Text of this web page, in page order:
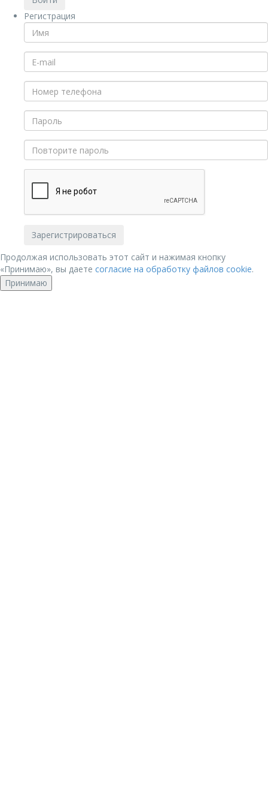
Регистрация
Продолжая использовать этот сайт и нажимая кнопку
«Принимаю», вы даете согласие на обработку файлов cookie.
Принимаю